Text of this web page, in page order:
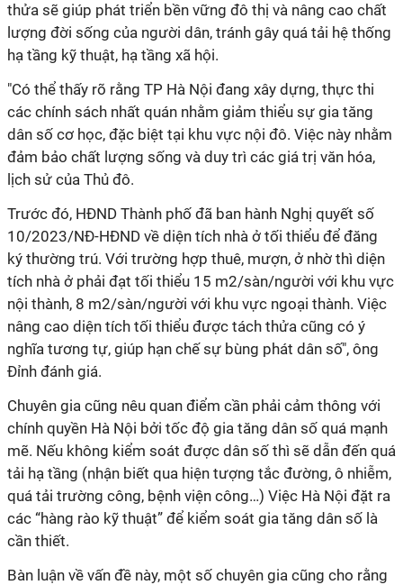
thửa sẽ giúp phát triển bền vững đô thị và nâng cao chất
lượng đời sống của người dân, tránh gây quá tải hệ thống
hạ tầng kỹ thuật, hạ tầng xã hội.
"Có thể thấy rõ rằng TP Hà Nội đang xây dựng, thực thi
các chính sách nhất quán nhằm giảm thiểu sự gia tăng
dân số cơ học, đặc biệt tại khu vực nội đô. Việc này nhằm
đảm bảo chất lượng sống và duy trì các giá trị văn hóa,
lịch sử của Thủ đô.
Trước đó, HĐND Thành phố đã ban hành Nghị quyết số
10/2023/NĐ-HĐND về diện tích nhà ở tối thiểu để đăng
ký thường trú. Với trường hợp thuê, mượn, ở nhờ thì diện
tích nhà ở phải đạt tối thiểu 15 m2/sàn/người với khu vực
nội thành, 8 m2/sàn/người với khu vực ngoại thành. Việc
nâng cao diện tích tối thiểu được tách thửa cũng có ý
nghĩa tương tự, giúp hạn chế sự bùng phát dân số", ông
Đỉnh đánh giá.
Chuyên gia cũng nêu quan điểm cần phải cảm thông với
chính quyền Hà Nội bởi tốc độ gia tăng dân số quá mạnh
mẽ. Nếu không kiểm soát được dân số thì sẽ dẫn đến quá
tải hạ tầng (nhận biết qua hiện tượng tắc đường, ô nhiễm,
quá tải trường công, bệnh viện công…) Việc Hà Nội đặt ra
các “hàng rào kỹ thuật” để kiểm soát gia tăng dân số là
cần thiết.
Bàn luận về vấn đề này, một số chuyên gia cũng cho rằng